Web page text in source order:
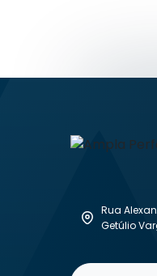
Rua
Getúlio